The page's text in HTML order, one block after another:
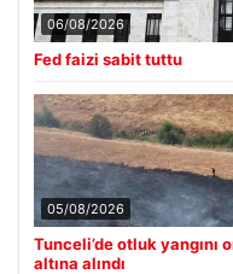
06/08/2026
Fed faizi sabit tuttu
05/08/2026
Tunceli’de otluk yangını
altına alındı